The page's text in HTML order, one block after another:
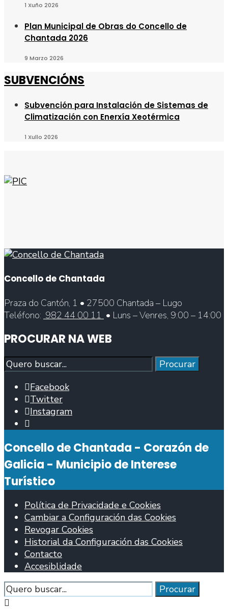
1 Xuño 2026
Plan Municipal de Obras do Concello de
Chantada 2026
9 Marzo 2026
SUBVENCIÓNS
Subvención para Instalación de Sistemas de
Climatización con Enerxía Xeotérmica
1 Xullo 2026
Concello de Chantada
Praza do Cantón, 1 • 27500 Chantada – Lugo
Teléfono: 982 44 00 11 • Luns – Venres, 9:00 – 14:00
PROCURAR NA WEB
Procurar
Procurar
Facebook
Twitter
Instagram
de
busca
Concello de Chantada - Corazón de
Galicia - Municipio de Interese
Turístico
Política de Privacidade e Cookies
Cambiar a Configuración das Cookies
Revogar Cookies
Historial da Configuración das Cookies
Contacto
Accesiblidade
Procurar
Procurar